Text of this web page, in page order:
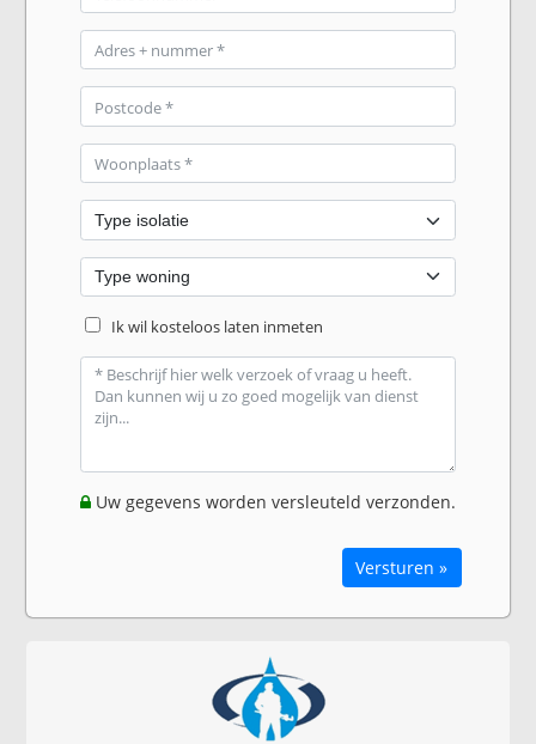
Ik wil kosteloos laten inmeten
Uw gegevens worden versleuteld verzonden.
Versturen »